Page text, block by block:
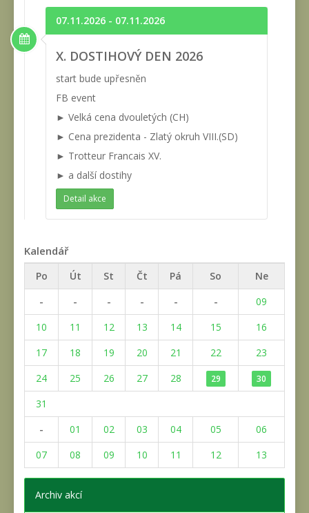
07.11.2026 - 07.11.2026
X. DOSTIHOVÝ DEN 2026
start bude upřesněn
FB event
► Velká cena dvouletých (CH)
► Cena prezidenta - Zlatý okruh VIII.(SD)
► Trotteur Francais XV.
► a další dostihy
Detail akce
Kalendář
Po Út St Čt Pá So
Ne
-
- - - - -
09
10
11 12 13 14 15
16
17
18 19 20 21 22
23
24
25 26 27 28 29 30
31
-
01 02 03 04 05
06
07
08 09 10 11 12 13
Archiv akcí